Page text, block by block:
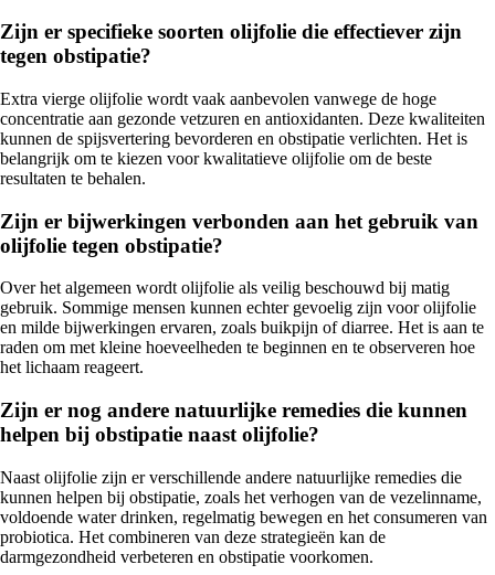
Zijn er specifieke soorten olijfolie die effectiever zijn
tegen obstipatie?
Extra vierge olijfolie wordt vaak aanbevolen vanwege de hoge
concentratie aan gezonde vetzuren en antioxidanten. Deze kwaliteiten
kunnen de spijsvertering bevorderen en obstipatie verlichten. Het is
belangrijk om te kiezen voor kwalitatieve olijfolie om de beste
resultaten te behalen.
Zijn er bijwerkingen verbonden aan het gebruik van
olijfolie tegen obstipatie?
Over het algemeen wordt olijfolie als veilig beschouwd bij matig
gebruik. Sommige mensen kunnen echter gevoelig zijn voor olijfolie
en milde bijwerkingen ervaren, zoals buikpijn of diarree. Het is aan te
raden om met kleine hoeveelheden te beginnen en te observeren hoe
het lichaam reageert.
Zijn er nog andere natuurlijke remedies die kunnen
helpen bij obstipatie naast olijfolie?
Naast olijfolie zijn er verschillende andere natuurlijke remedies die
kunnen helpen bij obstipatie, zoals het verhogen van de vezelinname,
voldoende water drinken, regelmatig bewegen en het consumeren van
probiotica. Het combineren van deze strategieën kan de
darmgezondheid verbeteren en obstipatie voorkomen.